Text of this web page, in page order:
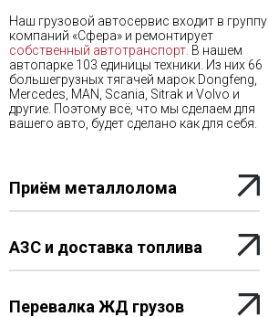
Наш грузовой автосервис входит в группу
компаний «Сфера» и ремонтирует
собственный автотранспорт. В нашем
автопарке 103 единицы техники. Из них 66
большегрузных тягачей марок Dongfeng,
Mercedes, MAN, Scania, Sitrak и Volvo и
другие. Поэтому всё, что мы сделаем для
вашего авто, будет сделано как для себя.
АЗС и доставка топлива
Перевалка ЖД грузов
Приём металлолома